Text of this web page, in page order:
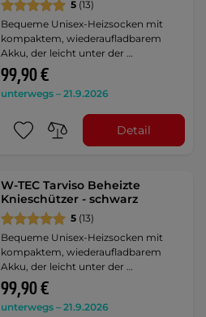
5 (13)
Bequeme Unisex-Heizsocken mit
kompaktem, wiederaufladbarem
Akku, der leicht unter der …
99,90 €
unterwegs – 21.9.2026
Detail
W-TEC Tarviso Beheizte
Knieschützer - schwarz
5 (13)
Bequeme Unisex-Heizsocken mit
kompaktem, wiederaufladbarem
Akku, der leicht unter der …
99,90 €
unterwegs – 21.9.2026